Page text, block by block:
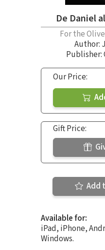
De Daniel
For the
Author:
Publisher:
Our Price:
Gift Price:
Add
Available for:
iPad, iPhone,
Windows.